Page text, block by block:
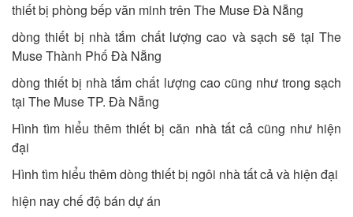
thiết bị phòng bếp văn minh trên The Muse Đà Nẵng
dòng thiết bị nhà tắm chất lượng cao và sạch sẽ tại The
Muse Thành Phố Đà Nẵng
dòng thiết bị nhà tắm chất lượng cao cũng như trong sạch
tại The Muse TP. Đà Nẵng
Hình tìm hiểu thêm thiết bị căn nhà tất cả cũng như hiện
đại
Hình tìm hiểu thêm dòng thiết bị ngôi nhà tất cả và hiện đại
hiện nay chế độ bán dự án